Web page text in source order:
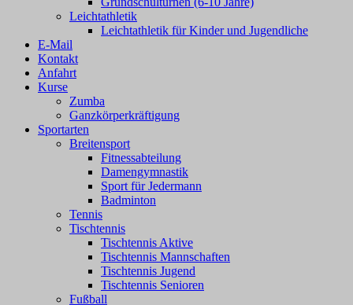
Leichtathletik
Leichtathletik für Kinder und Jugendliche
E-Mail
Kontakt
Anfahrt
Kurse
Zumba
Ganzkörperkräftigung
Sportarten
Breitensport
Fitnessabteilung
Damengymnastik
Sport für Jedermann
Badminton
Tennis
Tischtennis
Tischtennis Aktive
Tischtennis Mannschaften
Tischtennis Jugend
Tischtennis Senioren
Fußball